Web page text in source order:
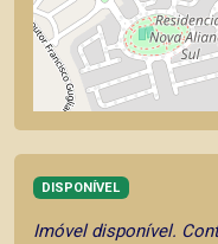
DISPONÍVEL
Imóvel disponível.